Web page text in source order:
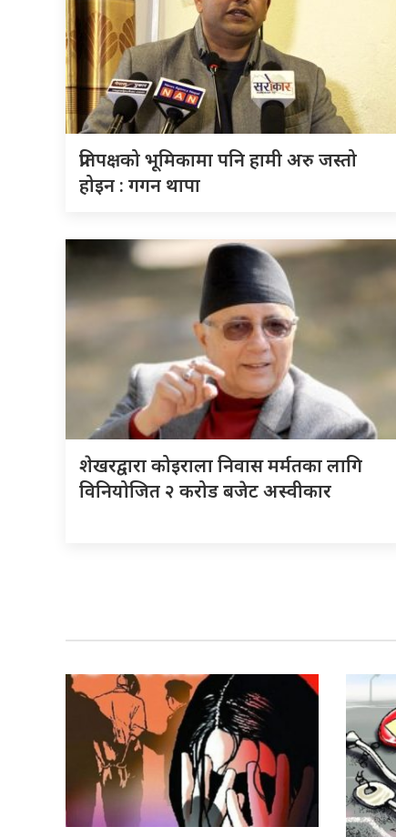
प्रतिपक्षको भूमिकामा पनि हामी अरु जस्तो
होइन : गगन थापा
शेखरद्वारा कोइराला निवास मर्मतका लागि
विनियोजित २ करोड बजेट अस्वीकार